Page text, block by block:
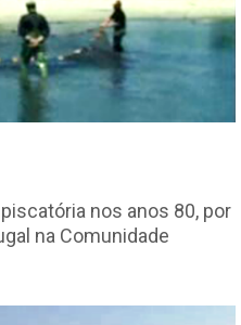
nos anos 80, por
na Comunidade